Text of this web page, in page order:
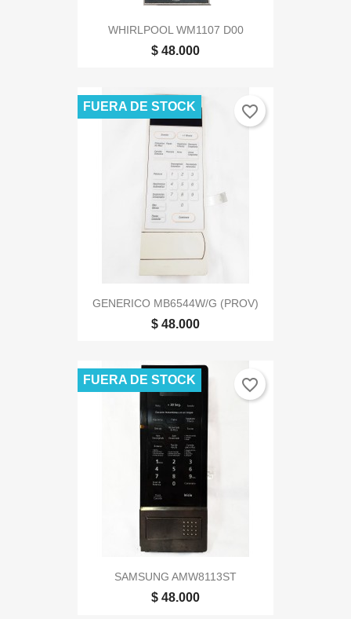
WHIRLPOOL WM1107 D00
$ 48.000
GENERICO MB6544W/G (PROV)
$ 48.000
FUERA DE STOCK favorite_border
SAMSUNG AMW8113ST
$ 48.000
FUERA DE STOCK favorite_border